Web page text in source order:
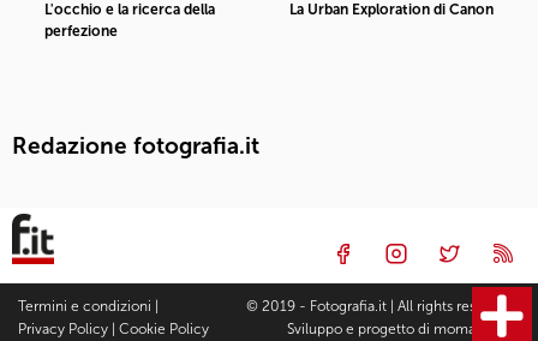
L'occhio e la ricerca della
perfezione
La Urban Exploration di Canon
Redazione fotografia.it
Termini e condizioni
Privacy Policy
Cookie Policy
© 2019 - Fotografia.it | All rights reserved |
Sviluppo e progetto di moma Studio